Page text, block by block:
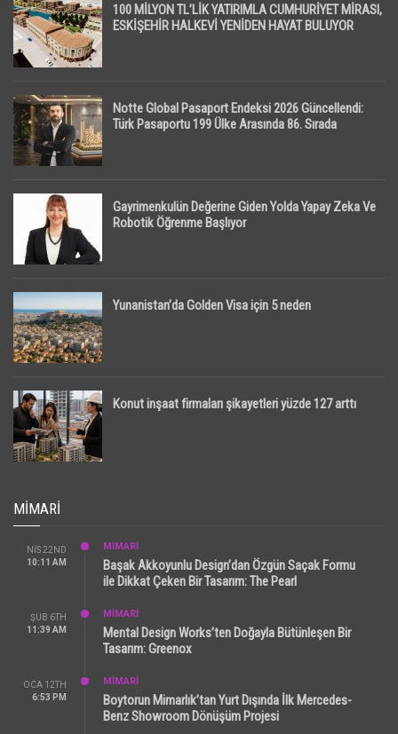
100 MİLYON TL’LİK YATIRIMLA CUMHURİYET MİRASI,
ESKİŞEHİR HALKEVİ YENİDEN HAYAT BULUYOR
Notte Global Pasaport Endeksi 2026 Güncellendi:
Türk Pasaportu 199 Ülke Arasında 86. Sırada
Gayrimenkulün Değerine Giden Yolda Yapay Zeka Ve
Robotik Öğrenme Başlıyor
Yunanistan’da Golden Visa için 5 neden
Konut inşaat firmaları şikayetleri yüzde 127 arttı
MIMARI
NIS 22ND
10:11 AM
MİMARİ
Başak Akkoyunlu Design’dan Özgün Saçak Formu
ile Dikkat Çeken Bir Tasarım: The Pearl
ŞUB 6TH
11:39 AM
MİMARİ
Mental Design Works’ten Doğayla Bütünleşen Bir
Tasarım: Greenox
OCA 12TH
6:53 PM
MİMARİ
Boytorun Mimarlık’tan Yurt Dışında İlk Mercedes-
Benz Showroom Dönüşüm Projesi